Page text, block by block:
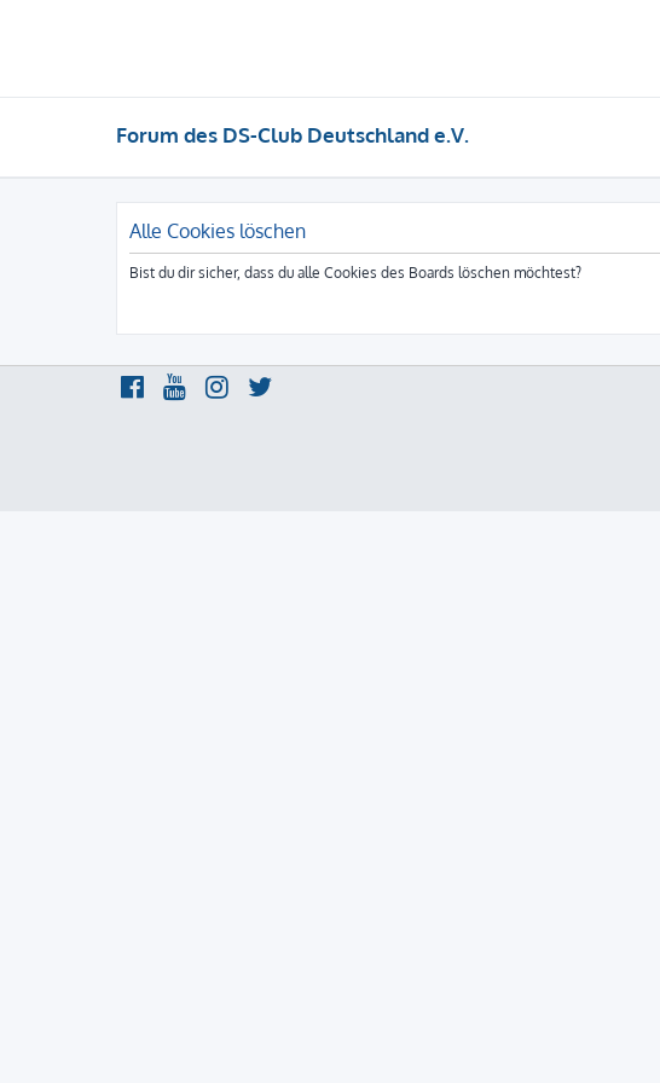
Forum des DS-Club Deutschland e.V.
Alle Cookies löschen
Bist du dir sicher, dass du alle Cookies des Boards löschen möchtest?